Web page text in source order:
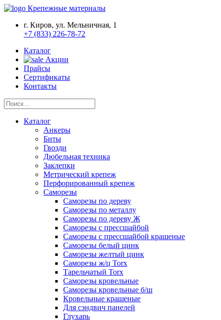
Крепежные материалы
г. Киров, ул. Мельничная, 1
+7 (833) 226-78-72
Каталог
Акции
Прайсы
Сертификаты
Контакты
Каталог
Анкеры
Биты
Гвозди
Дюбельная техника
Заклепки
Метрический крепеж
Перфорированный крепеж
Саморезы
Саморезы по дереву
Саморезы по металлу
Саморезы по дереву Ж
Саморезы с прессшайбой
Саморезы с прессшайбой крашеные
Саморезы белый цинк
Саморезы желтый цинк
Саморезы ж/ц Torx
Тарельчатый Torx
Саморезы кровельные
Саморезы кровельные б/ш
Кровельные крашеные
Для сэндвич панелей
Глухарь